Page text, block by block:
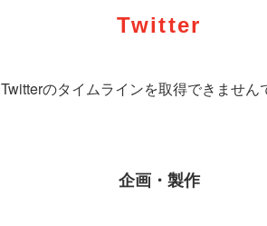
Twitter
Twitterのタイムラインを取得できません
企画・製作